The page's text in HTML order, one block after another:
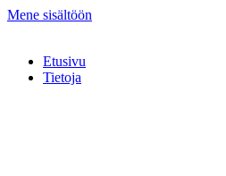
Mene sisältöön
Etusivu
Tietoja